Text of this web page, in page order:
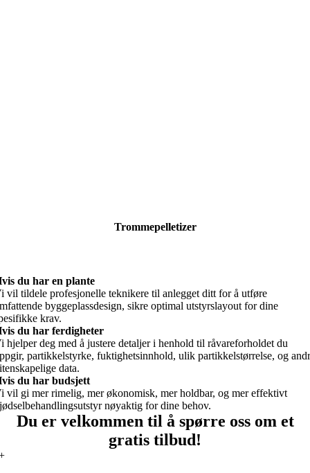
Trommepelletizer
du har en plante
vil tildele profesjonelle teknikere til anlegget ditt for å utføre
byggeplassdesign, sikre optimal utstyrslayout for dine
krav.
du har ferdigheter
hjelper deg med å justere detaljer i henhold til råvareforholdet du
partikkelstyrke, fuktighetsinnhold, ulik partikkelstørrelse, og
data.
du har budsjett
vil gi mer rimelig, mer økonomisk, mer holdbar, og mer effektivt
nøyaktig for dine behov.
Du er velkommen til å spørre oss om et
gratis tilbud!